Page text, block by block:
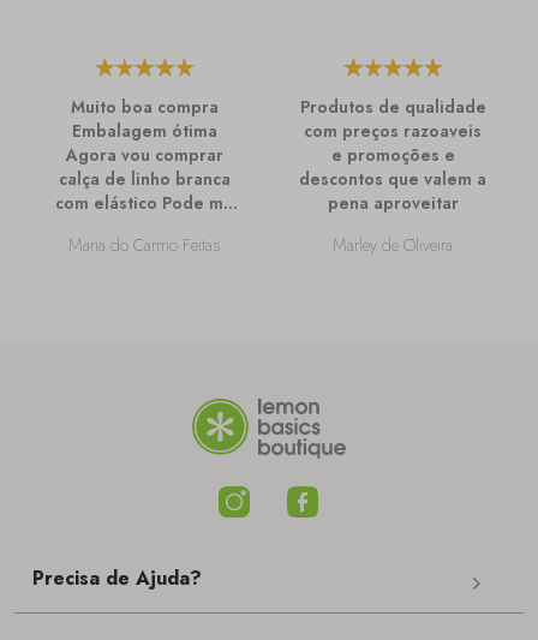
Muito boa compra
Embalagem ótima
Agora vou comprar
calça de linho branca
com elástico Pode me
informações sobre
Maria do Carmo Feitas
Produtos de qualidade
com preços razoaveis
e promoções e
descontos que valem a
pena aproveitar
Marley de Oliveira
Precisa de Ajuda?